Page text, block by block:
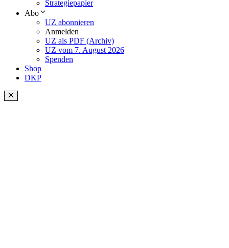
Strategiepapier
Abo
UZ abonnieren
Anmelden
UZ als PDF (Archiv)
UZ vom 7. August 2026
Spenden
Shop
DKP
Schließen